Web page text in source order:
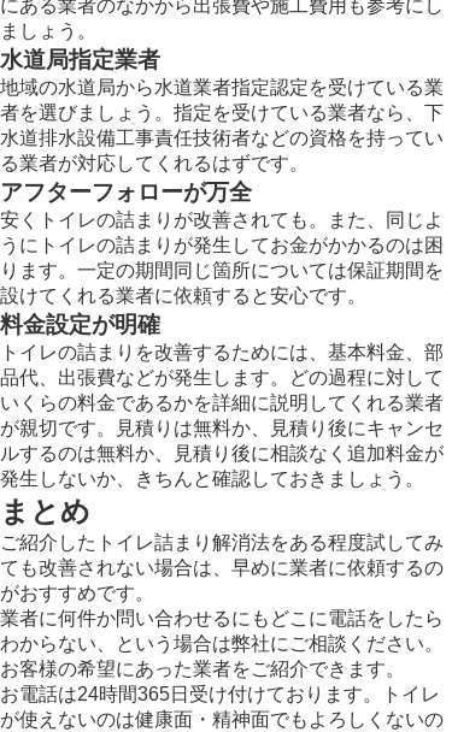
にある業者のなかから出張費や施工費用も参考にし
ましょう。
水道局指定業者
地域の水道局から水道業者指定認定を受けている業
者を選びましょう。指定を受けている業者なら、下
水道排水設備工事責任技術者などの資格を持ってい
る業者が対応してくれるはずです。
アフターフォローが万全
安くトイレの詰まりが改善されても。また、同じよ
うにトイレの詰まりが発生してお金がかかるのは困
ります。一定の期間同じ箇所については保証期間を
設けてくれる業者に依頼すると安心です。
料金設定が明確
トイレの詰まりを改善するためには、基本料金、部
品代、出張費などが発生します。どの過程に対して
いくらの料金であるかを詳細に説明してくれる業者
が親切です。見積りは無料か、見積り後にキャンセ
ルするのは無料か、見積り後に相談なく追加料金が
発生しないか、きちんと確認しておきましょう。
まとめ
ご紹介したトイレ詰まり解消法をある程度試してみ
ても改善されない場合は、早めに業者に依頼するの
がおすすめです。
業者に何件か問い合わせるにもどこに電話をしたら
わからない、という場合は弊社にご相談ください。
お客様の希望にあった業者をご紹介できます。
お電話は24時間365日受け付けております。トイレ
が使えないのは健康面・精神面でもよろしくないの